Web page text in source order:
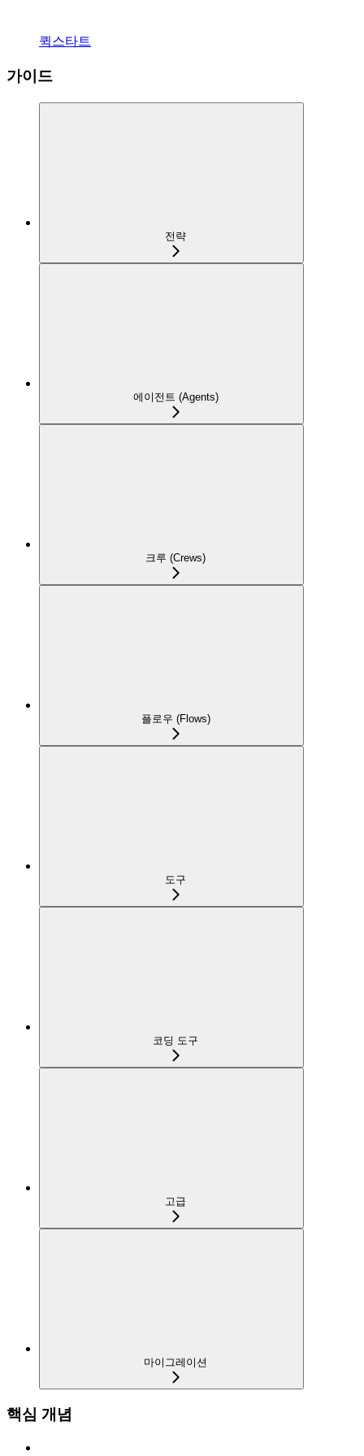
퀵스타트
가이드
전략
에이전트 (Agents)
크루 (Crews)
플로우 (Flows)
도구
코딩 도구
고급
마이그레이션
핵심 개념